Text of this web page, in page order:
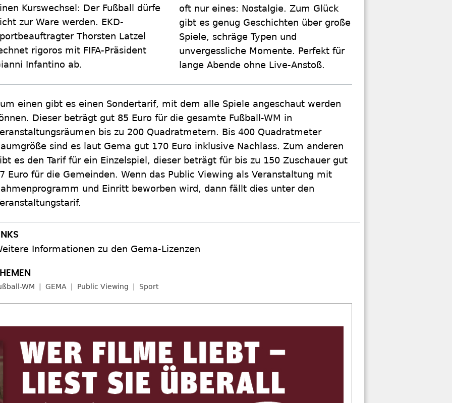
Kurswechsel: Der Fußball dürfe
zur Ware werden. EKD-
Thorsten Latzel
rigoros mit FIFA-Präsident
Infantino ab.
oft nur eines: Nostalgie. Zum Glück
gibt es genug Geschichten über große
Spiele, schräge Typen und
unvergessliche Momente. Perfekt für
lange Abende ohne Live-Anstoß.
einen gibt es einen Sondertarif, mit dem alle Spiele angeschaut werden
Dieser beträgt gut 85 Euro für die gesamte Fußball-WM in
bis zu 200 Quadratmetern. Bis 400 Quadratmeter
sind es laut Gema gut 170 Euro inklusive Nachlass. Zum anderen
es den Tarif für ein Einzelspiel, dieser beträgt für bis zu 150 Zuschauer gut
Euro für die Gemeinden. Wenn das Public Viewing als Veranstaltung mit
und Einritt beworben wird, dann fällt dies unter den
Informationen zu den Gema-Lizenzen
WM GEMA Public Viewing Sport